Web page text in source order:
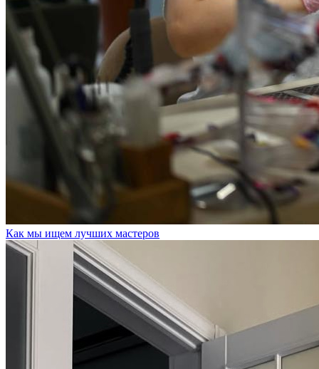
Как мы ищем лучших мастеров